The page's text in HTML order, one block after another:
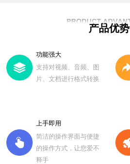
产品优势
功能强大
支持对视频、音频、图
片、文档进行格式转换
上手即用
简洁的操作界面与便捷
的操作方式，让您爱不
释手